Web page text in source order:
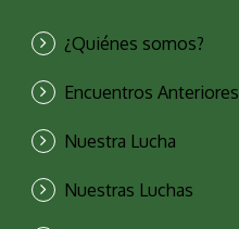
¿Quiénes somos?
Encuentros Anteriores
Nuestra Lucha
Nuestras Luchas